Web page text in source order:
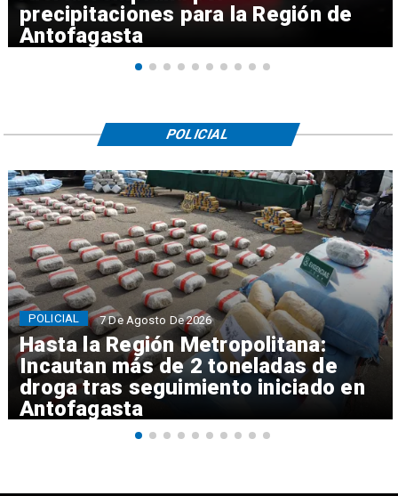
precipitaciones para la Región de
Antofagasta
Hasta la Región Metropolitana:
Incautan más de 2 toneladas de
droga tras seguimiento iniciado en
Antofagasta
POLICIAL 7 De Agosto De 2026
POLICIAL